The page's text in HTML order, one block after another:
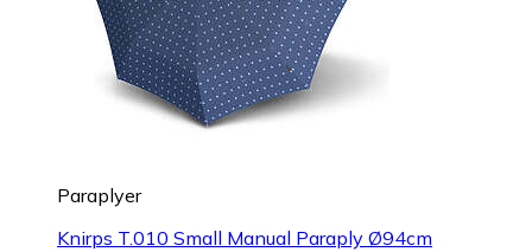
Paraplyer
Knirps T.010 Small Manual Paraply Ø94cm